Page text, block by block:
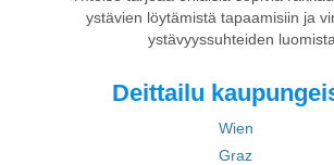
ystävien löytämistä tapaamisiin ja
ystävyyssuhteiden luomista.
Deittailu
Wien
Graz